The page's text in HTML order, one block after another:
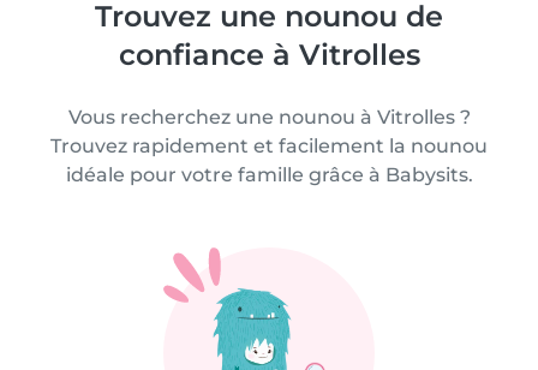
Trouvez une nounou de
confiance à Vitrolles
Vous recherchez une nounou à Vitrolles ?
Trouvez rapidement et facilement la nounou
idéale pour votre famille grâce à Babysits.